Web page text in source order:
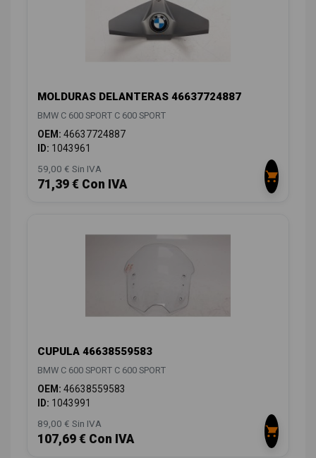
MOLDURAS DELANTERAS 46637724887
BMW C 600 SPORT C 600 SPORT
OEM: 46637724887
ID: 1043961
59,00 € Sin IVA
71,39 € Con IVA
CUPULA 46638559583
BMW C 600 SPORT C 600 SPORT
OEM: 46638559583
ID: 1043991
89,00 € Sin IVA
107,69 € Con IVA